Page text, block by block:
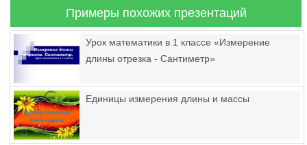
Примеры похожих презентаций
Урок математики в 1 классе «Измерение
длины отрезка - Сантиметр»
Единицы измерения длины и массы